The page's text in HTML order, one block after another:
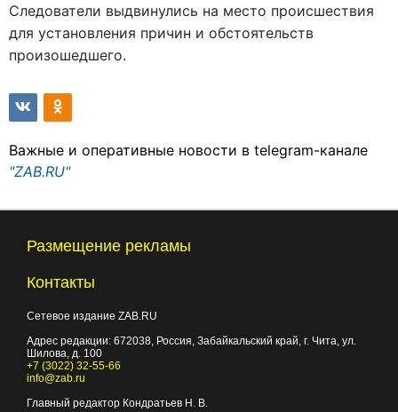
Следователи выдвинулись на место происшествия
для установления причин и обстоятельств
произошедшего.
Важные и оперативные новости в telegram-канале
"ZAB.RU"
Размещение рекламы
Контакты
Сетевое издание ZAB.RU
Адрес редакции: 672038 , Россия, Забайкальский край, г. Чита ул.
Шилова, д. 100
+7 (3022) 32-55-66
info@zab.ru
Главный редактор Кондратьев Н. В.